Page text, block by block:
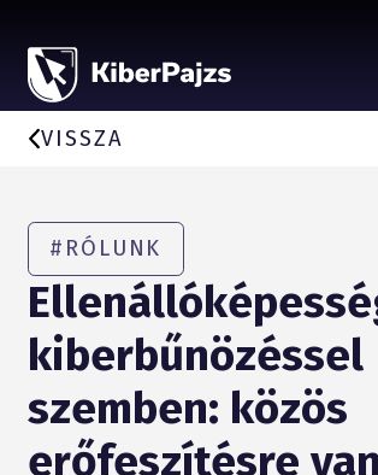
CSALÁSTÍPUSOK
HÍREK
VISSZA
#RÓLUNK
kiberbűnözéssel
szemben: közös
erőfeszítésre van